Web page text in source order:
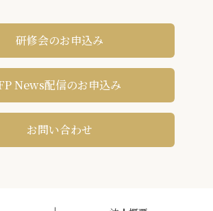
研修会のお申込み
News配信のお申込み
お問い合わせ